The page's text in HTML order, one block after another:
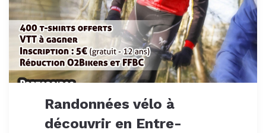
Randonnées vélo à
découvrir en Entre-